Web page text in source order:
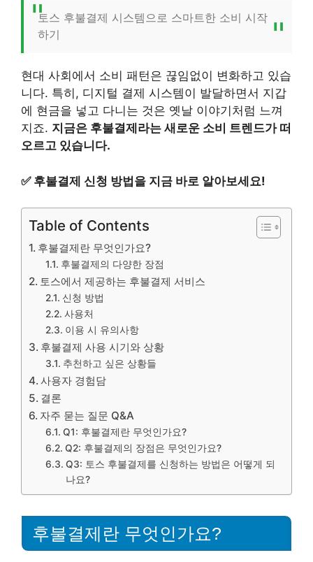
토스 후불결제 시스템으로 스마트한 소비 시작
하기
현대 사회에서 소비 패턴은 끊임없이 변화하고 있습
니다. 특히, 디지털 결제 시스템이 발달하면서 지갑
에 현금을 넣고 다니는 것은 옛날 이야기처럼 느껴
지죠. 지금은 후불결제라는 새로운 소비 트렌드가 떠
오르고 있습니다.
✅ 후불결제 신청 방법을 지금 바로 알아보세요!
Table of Contents
후불결제란 무엇인가요?
후불결제의 다양한 장점
토스에서 제공하는 후불결제 서비스
신청 방법
사용처
이용 시 유의사항
후불결제 사용 시기와 상황
추천하고 싶은 상황들
사용자 경험담
결론
자주 묻는 질문 Q&A
Q1: 후불결제란 무엇인가요?
Q2: 후불결제의 장점은 무엇인가요?
Q3: 토스 후불결제를 신청하는 방법은 어떻게 되
나요?
후불결제란 무엇인가요?